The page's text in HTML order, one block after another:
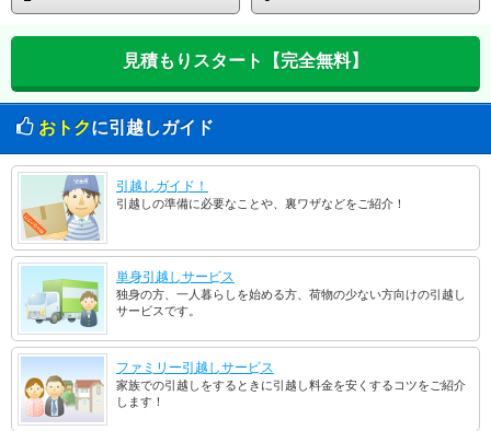
おトクに引越しガイド
引越しガイド！
引越しの準備に必要なことや、裏ワザなどをご紹介！
単身引越しサービス
独身の方、一人暮らしを始める方、荷物の少ない方向けの引越し
サービスです。
ファミリー引越しサービス
家族での引越しをするときに引越し料金を安くするコツをご紹介
します！